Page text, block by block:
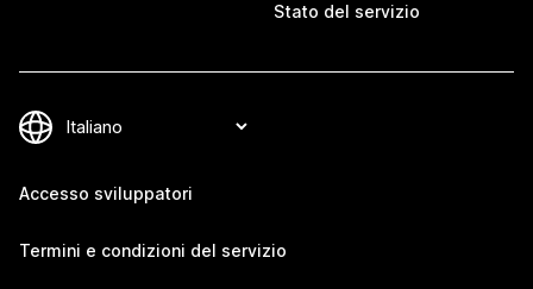
Stato del servizio
Accesso sviluppatori
Termini e condizioni del servizio